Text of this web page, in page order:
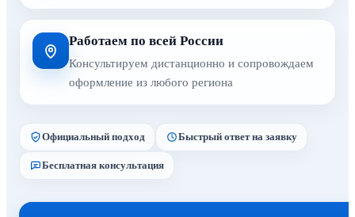
Работаем по всей России
Консультируем дистанционно и сопровождаем
оформление из любого региона
Официальный подход Быстрый ответ на заявку
Бесплатная консультация